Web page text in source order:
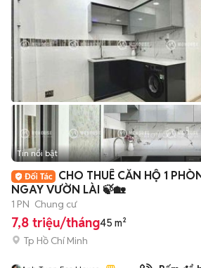
Tin nổi bật
CHO THUÊ CĂN HỘ 1
NGAY VƯỜN LÀI 🍃🏡
1 PN Chung cư
7,8 triệu/tháng45 m²
Tp Hồ Chí Minh